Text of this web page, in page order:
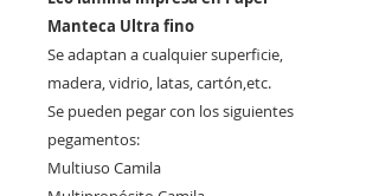
Manteca Ultra fino
Se adaptan a cualquier superficie,
madera, vidrio, latas, cartón,etc.
Se pueden pegar con los siguientes
pegamentos:
Multiuso Camila